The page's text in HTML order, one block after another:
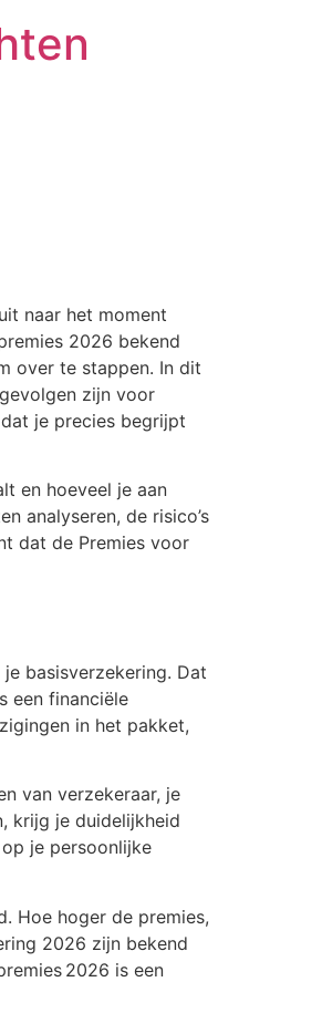
naar het moment
2026 bekend
over te stappen. In dit
zijn voor
je precies begrijpt
en hoeveel je aan
analyseren, de risico’s
dat de Premies voor
basisverzekering. Dat
een financiële
in het pakket,
van verzekeraar, je
krijg je duidelijkheid
je persoonlijke
Hoe hoger de premies,
2026 zijn bekend
2026 is een